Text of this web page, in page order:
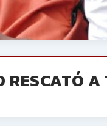
RESCATÓ